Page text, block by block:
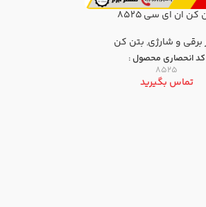
کن ان ای سی 8525
برقی و شارژی, بتن كن
کد انحصاری محصول :
8525
تماس بگیرید